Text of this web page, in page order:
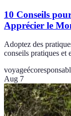
10 Conseils
Apprécier le
Adoptez des
conseils pratiques et
voyage
Aug 7